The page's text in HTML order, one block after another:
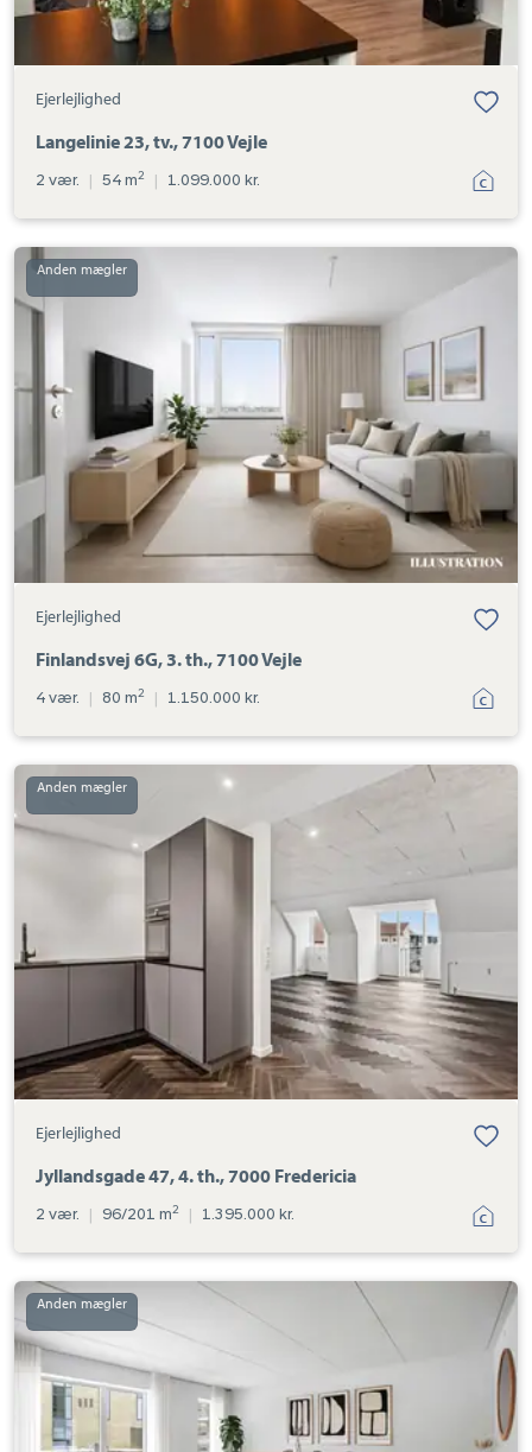
Ejerlejlighed
Langelinie 23, tv., 7100 Vejle
2 vær. | 54 m2 | 1.099.000 kr.
Ejerlejlighed:
Finlandsvej
6G,
7100
Vejle
Ejerlejlighed
Finlandsvej 6G, 3. th., 7100 Vejle
4 vær. | 80 m2 | 1.150.000 kr.
Ejerlejlighed:
Jyllandsgade
47,
Fredericia
Ejerlejlighed
Jyllandsgade 47, 4. th., 7000 Fredericia
2 vær. | 96/201 m2 | 1.395.000 kr.
Ejerlejlighed:
Stævnen
39,
tv.,
7100
Vejle